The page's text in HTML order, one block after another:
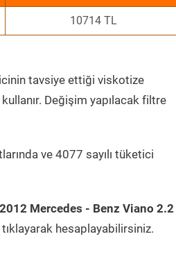
10714 TL
tavsiye ettiği viskotize
Değişim yapılacak filtre
ve 4077 sayılı tüketici
2012 Mercedes - Benz Viano 2.2
tıklayarak hesaplayabilirsiniz.